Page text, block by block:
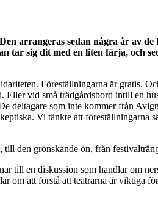
arrangeras sedan några år av de
tar sig dit med en liten färja, och
Föreställningarna är gratis.
Eller vid små trädgårdsbord intill en
deltagare som inte kommer från
Vi tänkte att föreställningarna
den grönskande ön, från
till en diskussion som handlar om
om att förstå att teatrarna är viktiga